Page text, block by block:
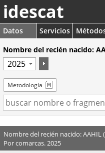
idescat
Datos Servicios
Nombre del recién nacido:
Metodología
Nombre del recién nacido: AAHIL
Por comarcas. 2025